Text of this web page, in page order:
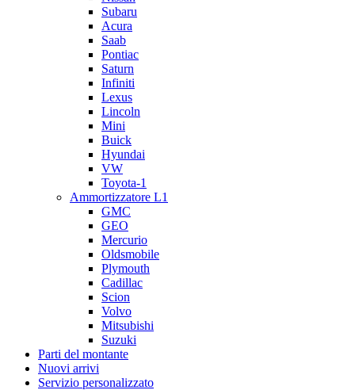
Subaru
Acura
Saab
Pontiac
Saturn
Infiniti
Lexus
Lincoln
Mini
Buick
Hyundai
VW
Toyota-1
Ammortizzatore L1
GMC
GEO
Mercurio
Oldsmobile
Plymouth
Cadillac
Scion
Volvo
Mitsubishi
Suzuki
Parti del montante
Nuovi arrivi
Servizio personalizzato